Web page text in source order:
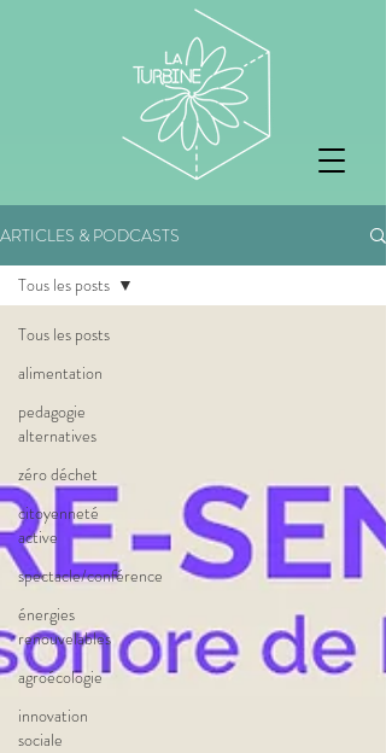
ARTICLES & PODCASTS
Tous les posts
alimentation
pedagogie
alternatives
zéro déchet
citoyenneté
active
spectacle/conférence
énergies
renouvelables
agroécologie
innovation
sociale
Tous les posts